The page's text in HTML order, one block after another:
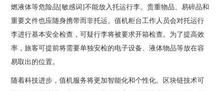
燃液体等危险品[敏感词]不能放入托运行李。贵重物品、易碎品和
重要文件也应随身携带而非托运。值机柜台工作人员会对托运行
李进行基本安全检查，可疑行李将被要求开箱检查。为了提高效
率，旅客可提前将需要单独安检的电子设备、液体物品等放在容
易取出的位置。
随着科技进步，值机服务将更加智能化和个性化。区块链技术可